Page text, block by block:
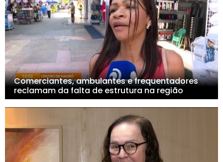
Comerciantes, ambulantes e frequentadores
reclamam da falta de estrutura na região